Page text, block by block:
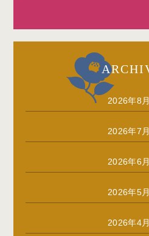
2026年8月
2026年7月
2026年6月
2026年5月
2026年4月